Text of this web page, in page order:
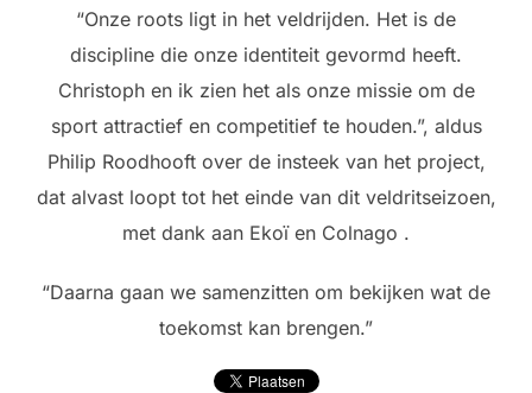
“Onze roots ligt in het veldrijden. Het is de
discipline die onze identiteit gevormd heeft.
Christoph en ik zien het als onze missie om de
sport attractief en competitief te houden.”, aldus
Philip Roodhooft over de insteek van het project,
dat alvast loopt tot het einde van dit veldritseizoen,
met dank aan Ekoï en Colnago .
“Daarna gaan we samenzitten om bekijken wat de
toekomst kan brengen.”